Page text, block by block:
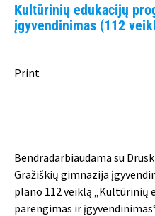
Kultūrinių edukacijų
įgyvendinimas (112
Print
Bendradarbiaudama su
Gražiškių gimnazija
plano 112 veiklą „Kultūrinių
parengimas ir